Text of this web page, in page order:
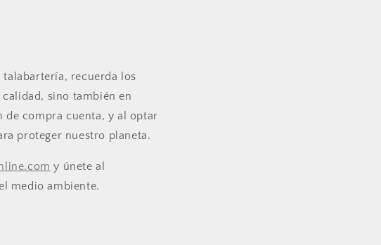
recuerda los
sino también en
de compra cuenta, y al optar
proteger nuestro planeta.
.com y únete al
medio ambiente.